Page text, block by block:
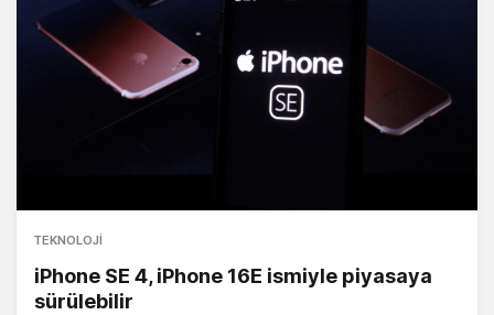
TEKNOLOJI
iPhone SE 4, iPhone 16E ismiyle piyasaya
sürülebilir